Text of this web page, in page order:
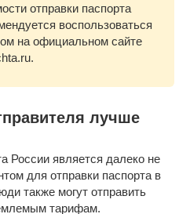
отправки паспорта
воспользоваться
на официальном сайте
лучше
России является далеко не
для отправки паспорта в
также могут отправить
тарифам.